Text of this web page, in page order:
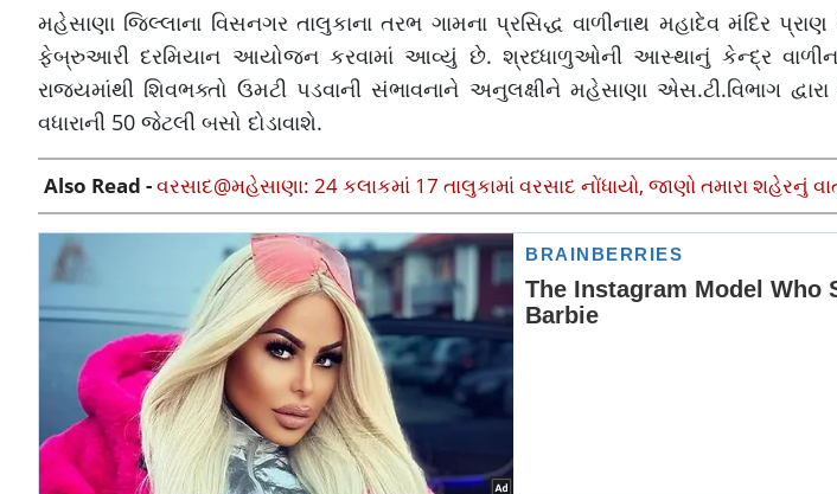
મહેસાણા જિલ્લાના વિસનગર તાલુકાના તરભ ગામના પ્રસિદ્ધ વાળીનાથ મહાદેવ મંદિર
ફેબ્રુઆરી દરમિયાન આયોજન કરવામાં આવ્યું છે. શ્રધ્ધાળુઓની આસ્થાનું કેન્દ્ર
રાજ્યમાંથી શિવભક્તો ઉમટી પડવાની સંભાવનાને અનુલક્ષીને મહેસાણા એસ.ટી.વિભાગ
વધારાની 50 જેટલી બસો દોડાવાશે.
Also Read -વરસાદ@મહેસાણા: 24 કલાકમાં 17 તાલુકામાં વરસાદ નોંધાયો, જાણો તમારા શહેરનું